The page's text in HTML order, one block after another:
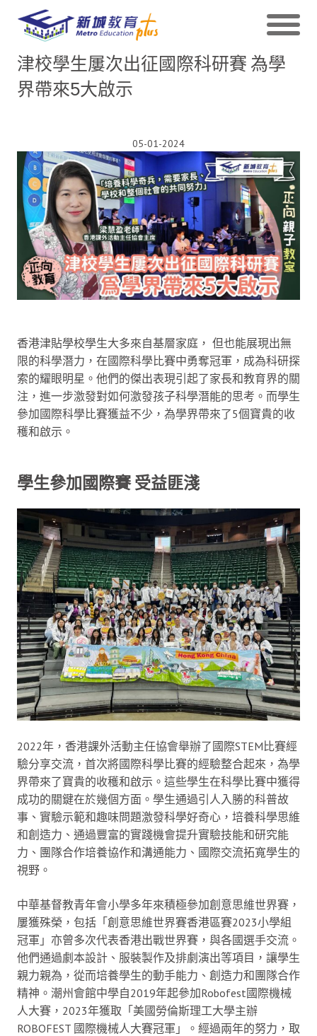
津校學生屢次出征國際科研賽 為學
界帶來5大啟示
05-01-2024
香港津貼學校學生大多來自基層家庭， 但也能展現出無
限的科學潛力，在國際科學比賽中勇奪冠軍，成為科研探
索的耀眼明星。他們的傑出表現引起了家長和教育界的關
注，進一步激發對如何激發孩子科學潛能的思考。而學生
參加國際科學比賽獲益不少，為學界帶來了5個寶貴的收
穫和啟示。
學生參加國際賽 受益匪淺
2022年，香港課外活動主任協會舉辦了國際STEM比賽經
驗分享交流，首次將國際科學比賽的經驗整合起來，為學
界帶來了寶貴的收穫和啟示。這些學生在科學比賽中獲得
成功的關鍵在於幾個方面。學生通過引人入勝的科普故
事、實驗示範和趣味問題激發科學好奇心，培養科學思維
和創造力、通過豐富的實踐機會提升實驗技能和研究能
力、團隊合作培養協作和溝通能力、國際交流拓寬學生的
視野。
中華基督教青年會小學多年來積極參加創意思維世界賽，
屢獲殊榮，包括「創意思維世界賽香港區賽2023小學組
冠軍」亦曾多次代表香港出戰世界賽，與各國選手交流。
他們通過劇本設計、服裝製作及排劇演出等項目，讓學生
親力親為，從而培養學生的動手能力、創造力和團隊合作
精神。潮州會館中學自2019年起參加Robofest國際機械
人大賽，2023年獲取「美國勞倫斯理工大學主辦
ROBOFEST 國際機械人大賽冠軍」。經過兩年的努力，取